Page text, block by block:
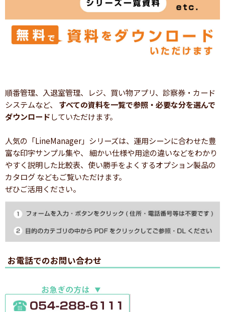
順番管理、入退室管理、レジ、買い物アプリ、診察券・カード
システムなど、 すべての資料を一覧で参照・必要な分を選んで
ダウンロードしていただけます。
人気の「LineManager」シリーズは、運用シーンに合わせた豊
富な印字サンプル集や、 細かい仕様や用途の違いなどをわかり
やすく説明した比較表、使い勝手をよくするオプション製品の
カタログ などもご覧いただけます。
ぜひご活用ください。
お電話でのお問い合わせ